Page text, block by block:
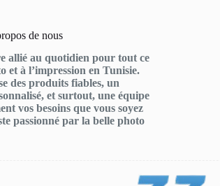
de nous
allié au quotidien pour tout ce
et à l’impression en Tunisie.
des produits fiables, un
et surtout, une équipe
vos besoins que vous soyez
passionné par la belle photo